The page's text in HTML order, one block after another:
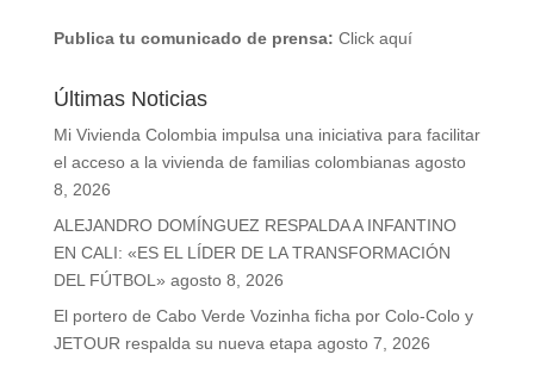
Publica tu comunicado de prensa: Click aquí
Últimas Noticias
Mi Vivienda Colombia impulsa una iniciativa para facilitar
el acceso a la vivienda de familias colombianas agosto
8, 2026
ALEJANDRO DOMÍNGUEZ RESPALDA A INFANTINO
EN CALI: «ES EL LÍDER DE LA TRANSFORMACIÓN
DEL FÚTBOL» agosto 8, 2026
El portero de Cabo Verde Vozinha ficha por Colo-Colo y
JETOUR respalda su nueva etapa agosto 7, 2026